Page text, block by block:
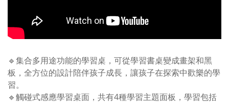
🔹集合多用途功能的學習桌，可從學習書桌變成畫架和黑
板，全方位的設計陪伴孩子成長，讓孩子在探索中歡樂的學
習。
🔹觸碰式感應學習桌面，共有4種學習主題面板，學習包括